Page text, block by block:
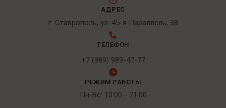
АДРЕС
г. Ставрополь, ул. 45-я Параллель, 38
ТЕЛЕФОН
+7 (989) 989-47-77
РЕЖИМ РАБОТЫ
Пн-Вс: 10:00 - 21:00